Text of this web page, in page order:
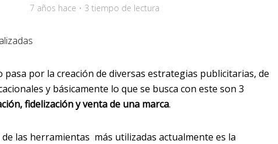
7 años hace 3 tiempo de lectura
pasa por la creación de diversas estrategias publicitarias, de
y básicamente lo que se busca con este son 3
fidelización y venta de una marca.
las herramientas más utilizadas actualmente es la